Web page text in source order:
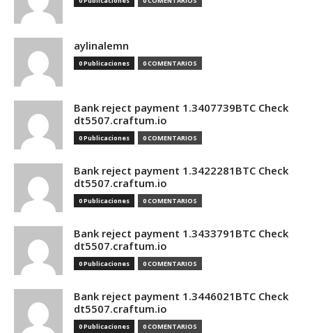
aylinalemn
0 Publicaciones 0 COMENTARIOS
Bank reject payment 1.3407739BTC Check
dt5507.craftum.io
0 Publicaciones 0 COMENTARIOS
Bank reject payment 1.3422281BTC Check
dt5507.craftum.io
0 Publicaciones 0 COMENTARIOS
Bank reject payment 1.3433791BTC Check
dt5507.craftum.io
0 Publicaciones 0 COMENTARIOS
Bank reject payment 1.3446021BTC Check
dt5507.craftum.io
0 Publicaciones 0 COMENTARIOS